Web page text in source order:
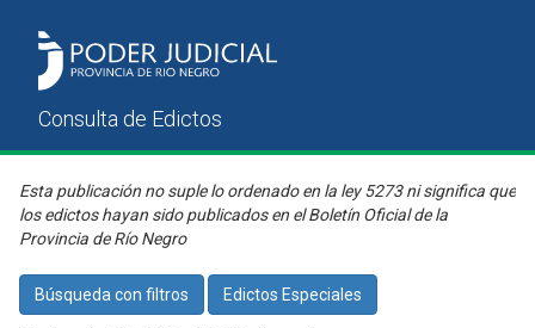
Esta publicación no suple lo ordenado en la ley 5273 ni significa que
los edictos hayan sido publicados en el Boletín Oficial de la
Provincia de Río Negro
Búsqueda con filtros Edictos Especiales